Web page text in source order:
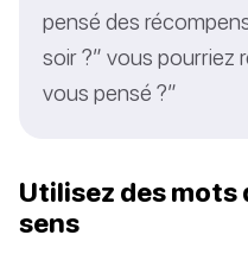
pensé des
soir ?” vous pourriez
vous pensé ?”
Utilisez des mots
sens